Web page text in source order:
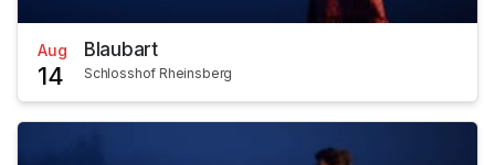
Aug
14
Blaubart
Schlosshof Rheinsberg